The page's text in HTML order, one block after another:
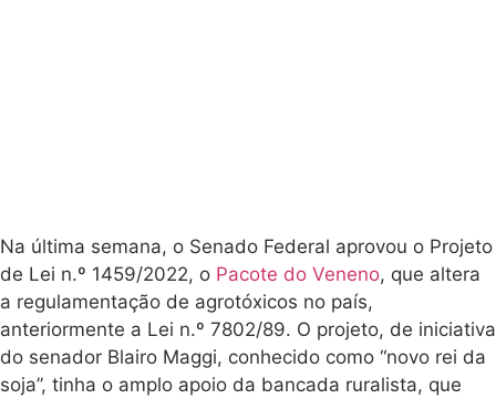
Na última semana, o Senado Federal aprovou o Projeto
de Lei n.º 1459/2022, o Pacote do Veneno, que altera
a regulamentação de agrotóxicos no país,
anteriormente a Lei n.º 7802/89. O projeto, de iniciativa
do senador Blairo Maggi, conhecido como “novo rei da
soja”, tinha o amplo apoio da bancada ruralista, que